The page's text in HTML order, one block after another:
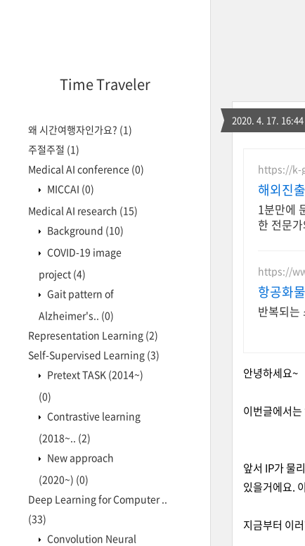
Time Traveler
왜 시간여행자인가요? (1)
주절주절 (1)
Medical AI conference (0)
MICCAI (0)
Medical AI research (15)
Background (10)
COVID-19 image
project (4)
Gait pattern of
Alzheimer's.. (0)
Representation Learning (2)
Self-Supervised Learning (3)
Pretext TASK (2014~)
(0)
Contrastive learning
(2018~.. (2)
New approach
(2020~) (0)
Deep Learning for Computer ..
(33)
Convolution Neural
2020. 4. 17. 16:44
https://k-
해외진
1분만에
한 전문
https://
항공화
반복되는
안녕하세요~
이번글에서
앞서 IP가 물
있을거에요.
지금부터 이